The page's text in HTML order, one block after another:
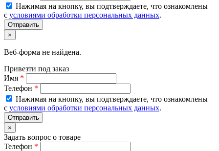
Нажимая на кнопку, вы подтверждаете, что ознакомлены
с условиями обработки персональных данных.
×
Веб-форма не найдена.
Привезти под заказ
Имя *
Телефон *
Нажимая на кнопку, вы подтверждаете, что ознакомлены
с условиями обработки персональных данных.
×
Задать вопрос о товаре
Телефон *